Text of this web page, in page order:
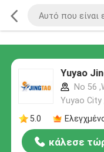
Yuyao
No 56
Yuyao City
5.0
κάλεσε